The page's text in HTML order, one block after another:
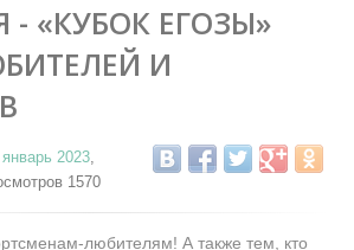
- «КУБОК ЕГОЗЫ»
И
2023
1570
любителям! А также тем, кто